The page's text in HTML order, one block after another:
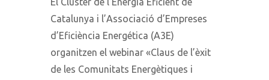
Catalunya i l’Associació d’Empreses
d’Eficiència Energética (A3E)
organitzen el webinar «Claus de l’èxit
de les Comunitats Energètiques i